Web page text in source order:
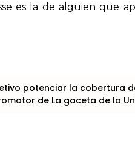
es la de alguien que
potenciar la cobertura
de La gaceta de la